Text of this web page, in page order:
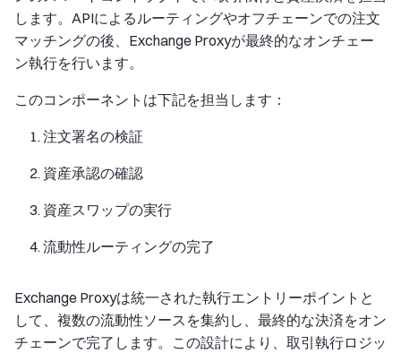
します。APIによるルーティングやオフチェーンでの注文
マッチングの後、Exchange Proxyが最終的なオンチェー
ン執行を行います。
このコンポーネントは下記を担当します：
注文署名の検証
資産承認の確認
資産スワップの実行
流動性ルーティングの完了
Exchange Proxyは統一された執行エントリーポイントと
して、複数の流動性ソースを集約し、最終的な決済をオン
チェーンで完了します。この設計により、取引執行ロジッ